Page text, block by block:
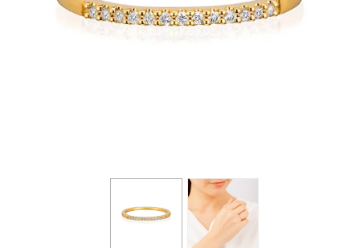
すべてのジュエリー